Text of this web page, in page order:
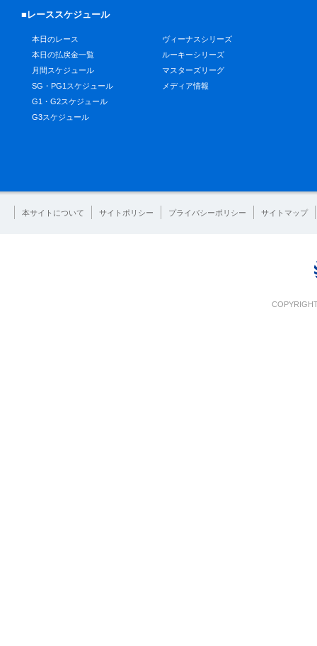
■レーススケジュール
本日のレース
本日の払戻金一覧
月間スケジュール
SG・PG1スケジュール
G1・G2スケジュール
G3スケジュール
ヴィーナスシリーズ
ルーキーシリーズ
マスターズリーグ
メディア情報
本サイトについて サイトポリシー プライバシーポリシー サイトマップ